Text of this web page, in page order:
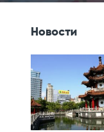
Новости